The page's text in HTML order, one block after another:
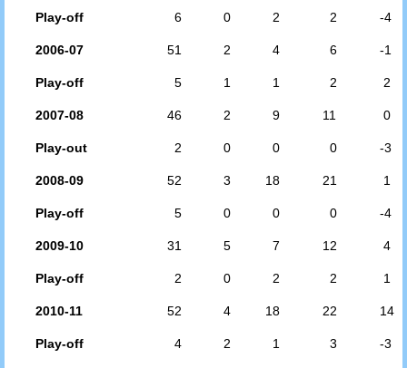
Play-off 6 0 2 2 -4
2006-07 51 2 4 6 -1
Play-off 5 1 1 2 2
2007-08 46 2 9 11 0
Play-out 2 0 0 0 -3
2008-09 52 3 18 21 1
Play-off 5 0 0 0 -4
2009-10 31 5 7 12 4
Play-off 2 0 2 2 1
2010-11 52 4 18 22 14
Play-off 4 2 1 3 -3